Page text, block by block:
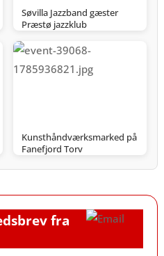
Søvilla Jazzband gæster
Præstø jazzklub
Kunsthåndværksmarked på
Fanefjord Torv
fra